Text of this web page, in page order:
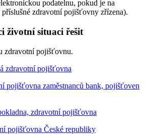
podatelnu, pokud je na
zdravotní pojišťovny zřízena).
životní situaci řešit
zdravotní pojišťovnu.
zdravotní pojišťovna
pojišťovna zaměstnanců bank, pojišťoven
zdravotní pojišťovna
pojišťovna České republiky